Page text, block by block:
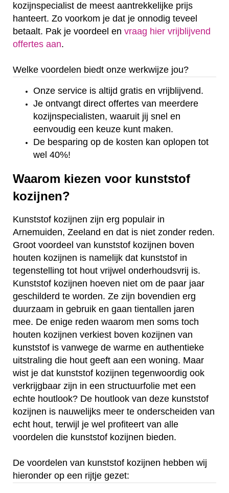
kozijnspecialist de meest aantrekkelijke prijs
hanteert. Zo voorkom je dat je onnodig teveel
betaalt. Pak je voordeel en vraag hier vrijblijvend
offertes aan.
Welke voordelen biedt onze werkwijze jou?
Onze service is altijd gratis en vrijblijvend.
Je ontvangt direct offertes van meerdere
kozijnspecialisten, waaruit jij snel en
eenvoudig een keuze kunt maken.
De besparing op de kosten kan oplopen tot
wel 40%!
Waarom kiezen voor kunststof
kozijnen?
Kunststof kozijnen zijn erg populair in
Arnemuiden, Zeeland en dat is niet zonder reden.
Groot voordeel van kunststof kozijnen boven
houten kozijnen is namelijk dat kunststof in
tegenstelling tot hout vrijwel onderhoudsvrij is.
Kunststof kozijnen hoeven niet om de paar jaar
geschilderd te worden. Ze zijn bovendien erg
duurzaam in gebruik en gaan tientallen jaren
mee. De enige reden waarom men soms toch
houten kozijnen verkiest boven kozijnen van
kunststof is vanwege de warme en authentieke
uitstraling die hout geeft aan een woning. Maar
wist je dat kunststof kozijnen tegenwoordig ook
verkrijgbaar zijn in een structuurfolie met een
echte houtlook? De houtlook van deze kunststof
kozijnen is nauwelijks meer te onderscheiden van
echt hout, terwijl je wel profiteert van alle
voordelen die kunststof kozijnen bieden.
De voordelen van kunststof kozijnen hebben wij
hieronder op een rijtje gezet: